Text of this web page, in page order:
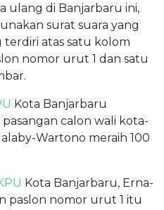
ulang di Banjarbaru ini,
surat suara yang
atas satu kolom
nomor urut 1 dan satu
Kota Banjarbaru
calon wali kota-
Wartono meraih 100
Kota Banjarbaru, Erna-
paslon nomor urut 1 itu